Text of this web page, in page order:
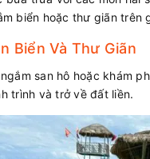
biển hoặc thư giãn trên
Biển Và Thư Giãn
san hô hoặc khám
trình và trở về đất liền.